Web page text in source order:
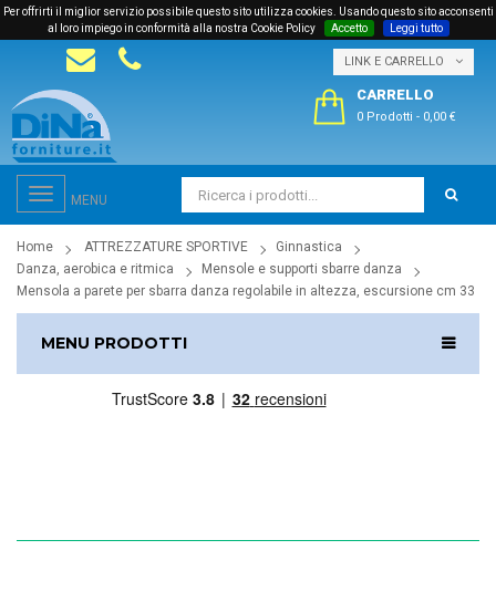
Per offrirti il miglior servizio possibile questo sito utilizza cookies. Usando questo sito acconsenti
al loro impiego in conformità alla nostra Cookie Policy
Accetto Leggi tutto
LINK E CARRELLO
CARRELLO
0 Prodotti - 0,00 €
Toggle
navigation
MENU
Home ATTREZZATURE SPORTIVE
Ginnastica
Danza, aerobica e ritmica
Mensole e supporti sbarre danza
Mensola a parete per sbarra danza regolabile in altezza, escursione cm 33
MENU PRODOTTI